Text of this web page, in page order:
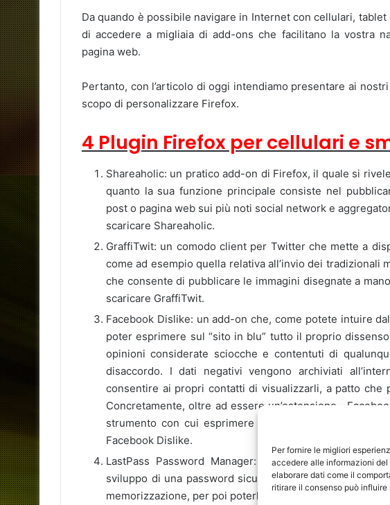
Per fornire le migliori
accedere alle informazioni
elaborare dati come il
ritirare il consenso può
Da quando è possibile navigare in Internet con cellulari, tablet
di accedere a migliaia di add-ons che facilitano la vostra
pagina web.
Pertanto, con l’articolo di oggi intendiamo presentare ai
scopo di personalizzare Firefox.
4 Plugin Firefox per cellulari e
Shareaholic: un pratico add-on di Firefox, il quale si
quanto la sua funzione principale consiste nel
post o pagina web sui più noti social network e
scaricare Shareaholic.
GraffiTwit: un comodo client per Twitter che mette a
come ad esempio quella relativa all’invio dei tradizionali
che consente di pubblicare le immagini disegnate a
scaricare GraffiTwit.
Facebook Dislike: un add-on che, come potete intuire
poter esprimere sul “sito in blu” tutto il proprio
opinioni considerate sciocche e contentuti di
disaccordo. I dati negativi vengono archiviati
consentire ai propri contatti di visualizzarli, a patto che
Concretamente, oltre ad essere un’estensione,
strumento con cui esprimere critica in senso
Facebook Dislike.
LastPass Password Manager: un password
sviluppo di una password sicura dalla A alla Z, cioè
memorizzazione, per poi poterla usare in Rete in tutta